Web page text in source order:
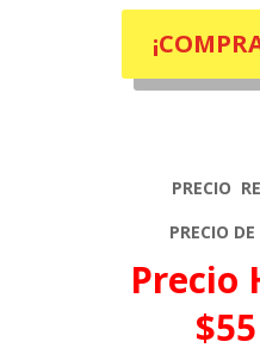
PRECIO
PRECIO
Precio